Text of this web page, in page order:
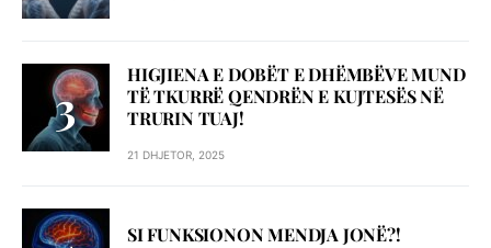
HIGJIENA E DOBËT E DHËMBËVE MUND
TË TKURRË QENDRËN E KUJTESËS NË
TRURIN TUAJ!
21 DHJETOR, 2025
SI FUNKSIONON MENDJA JONË?!